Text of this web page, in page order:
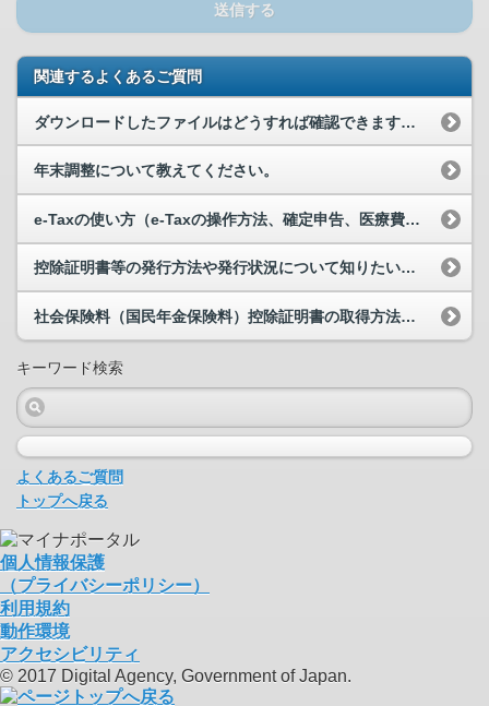
送信する
関連するよくあるご質問
ダウンロードしたファイルはどうすれば確認できますか。
年末調整について教えてください。
e-Taxの使い方（e-Taxの操作方法、確定申告、医療費控除の手続き等）について教えてください。
控除証明書等の発行方法や発行状況について知りたいです。
社会保険料（国民年金保険料）控除証明書の取得方法を教えてください。
キーワード検索
よくあるご質問
トップへ戻る
個人情報保護
（プライバシーポリシー）
利用規約
動作環境
アクセシビリティ
© 2017 Digital Agency, Government of Japan.